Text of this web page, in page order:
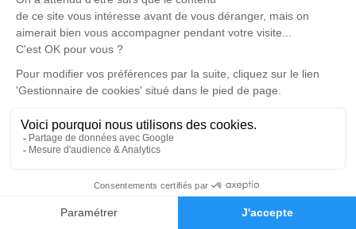
Faire-part Hommages
Cérémonie religieuse
Église Saints Pierre et Paul d'Obernai
5 rempart Mgr Freppel
Je rends hommage